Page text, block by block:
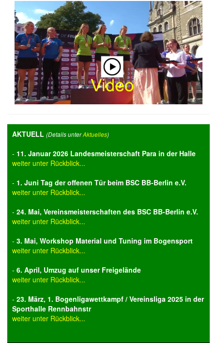
AKTUELL (Details unterAktuelles)
- 11. Januar 2026 Landesmeisterschaft Para in der Halle
weiter unter Rückblick...
- 1. Juni Tag der offenen Tür beim BSC BB-Berlin e.V.
weiter unter Rückblick...
- 24. Mai, Vereinsmeisterschaften des BSC BB-Berlin e.V.
weiter unter Rückblick...
- 3. Mai, Workshop Material und Tuning im Bogensport
weiter unter Rückblick...
- 6. April, Umzug auf unser Freigelände
weiter unter Rückblick...
- 23. März, 1. Bogenligawettkampf / Vereinsliga 2025 in der
Sporthalle Rennbahnstr
weiter unter Rückblick...